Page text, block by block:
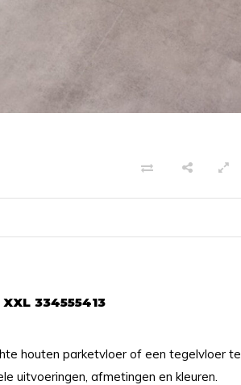
334555413
houten parketvloer of een tegelvloer te
uitvoeringen, afmetingen en kleuren.